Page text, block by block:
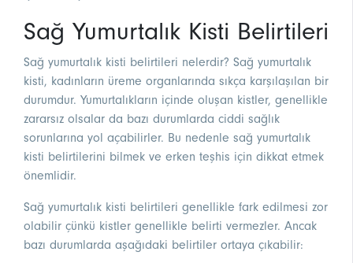
Sağ Yumurtalık Kisti Belirtileri
Sağ yumurtalık kisti belirtileri nelerdir? Sağ yumurtalık
kisti, kadınların üreme organlarında sıkça karşılaşılan bir
durumdur. Yumurtalıkların içinde oluşan kistler, genellikle
zararsız olsalar da bazı durumlarda ciddi sağlık
sorunlarına yol açabilirler. Bu nedenle sağ yumurtalık
kisti belirtilerini bilmek ve erken teşhis için dikkat etmek
önemlidir.
Sağ yumurtalık kisti belirtileri genellikle fark edilmesi zor
olabilir çünkü kistler genellikle belirti vermezler. Ancak
bazı durumlarda aşağıdaki belirtiler ortaya çıkabilir: